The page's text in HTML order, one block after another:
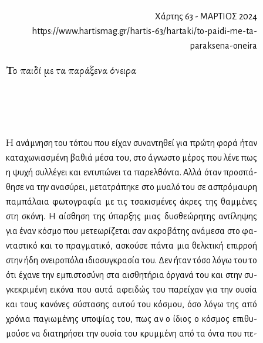
Χάρτης 63 - ΜΑΡΤΙΟΣ 2024
https://www.hartismag.gr/hartis-63/hartaki/to-paidi-me-ta-
paraksena-oneira
Το παιδί με τα παράξενα όνειρα
Η ανά­μνη­ση του τό­που που εί­χαν συ­να­ντη­θεί για πρώ­τη φο­ρά ήταν
κα­τα­χω­νια­σμέ­νη βα­θιά μέ­σα του, στο άγνω­στο μέ­ρος που λέ­νε πως
η ψυ­χή συλ­λέ­γει και εντυ­πώ­νει τα πα­ρελ­θό­ντα. Αλ­λά όταν προ­σπά­
θη­σε να την ανα­σύ­ρει, με­τα­τρά­πη­κε στο μυα­λό του σε ασπρό­μαυ­ρη
πα­μπά­λαια φω­το­γρα­φία με τις τσα­κι­σμέ­νες άκρες της θαμ­μέ­νες
στη σκό­νη. Η αί­σθη­ση της ύπαρ­ξης μιας δυ­σθε­ώ­ρη­της αντί­λη­ψης
για έναν κό­σμο που με­τε­ω­ρί­ζε­ται σαν ακρο­βά­της ανά­με­σα στο φα­
ντα­στι­κό και το πραγ­μα­τι­κό, ασκού­σε πά­ντα μια θελ­κτι­κή επιρ­ροή
στην ήδη ονει­ρο­πό­λα ιδιο­συ­γκρα­σία του. Δεν ήταν τό­σο λό­γω του το
ότι έχα­νε την εμπι­στο­σύ­νη στα αι­σθη­τή­ρια όρ­γα­νά του και στην συ­
γκε­κρι­μέ­νη ει­κό­να που αυ­τά αφει­δώς του πα­ρεί­χαν για την ου­σία
και τους κα­νό­νες σύ­στα­σης αυ­τού του κό­σμου, όσο λό­γω της από
χρό­νια πα­γιω­μέ­νης υπο­ψί­ας του, πως αν ο ίδιος ο κό­σμος επι­θυ­
μού­σε να δια­τη­ρή­σει την ου­σία του κρυμ­μέ­νη από τα όντα που πε­